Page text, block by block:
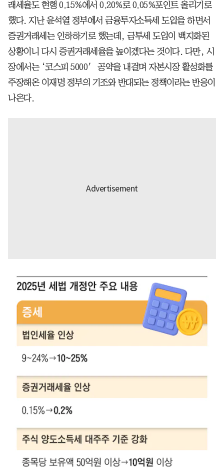
래세율도 현행 0.15%에서 0.20%로 0.05%포인트 올리기로
했다. 지난 윤석열 정부에서 금융투자소득세 도입을 하면서
증권거래세는 인하하기로 했는데, 금투세 도입이 백지화된
상황이니 다시 증권거래세율을 높이겠다는 것이다. 다만, 시
장에서는 ‘코스피 5000′ 공약을 내걸며 자본시장 활성화를
주장해온 이재명 정부의 기조와 반대되는 정책이라는 반응이
나온다.